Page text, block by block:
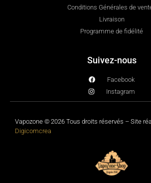
Conditions Générales de
Livraison
Programme de fidélité
Suivez-nous
Facebook
Instagram
Vapozone © 2026 Tous droits réservés – Site
Digicomcrea